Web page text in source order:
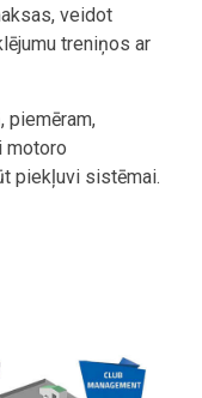
veidot
treniņos ar
piemēram,
motoro
piekļuvi sistēmai.